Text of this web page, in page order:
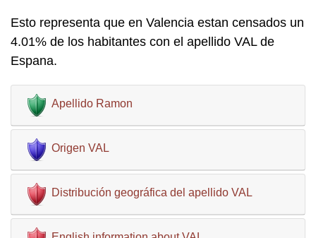
Esto representa que en Valencia estan censados un
4.01% de los habitantes con el apellido VAL de
Espana.
Apellido Ramon
Origen VAL
Distribución geográfica del apellido VAL